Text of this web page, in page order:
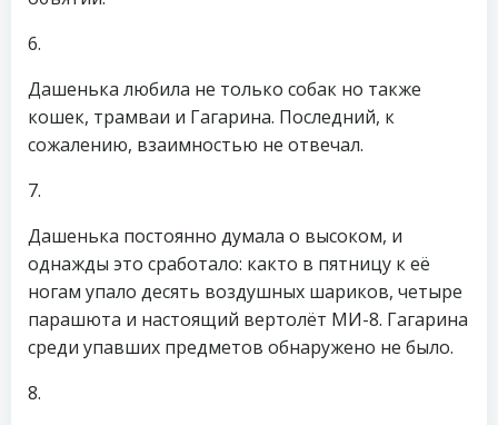
6.
Дашенька любила не только собак но также
кошек, трамваи и Гагарина. Последний, к
сожалению, взаимностью не отвечал.
7.
Дашенька постоянно думала о высоком, и
однажды это сработало: както в пятницу к её
ногам упало десять воздушных шариков, четыре
парашюта и настоящий вертолёт МИ-8. Гагарина
среди упавших предметов обнаружено не было.
8.